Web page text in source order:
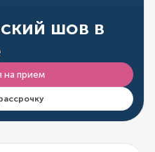
шов в
на прием